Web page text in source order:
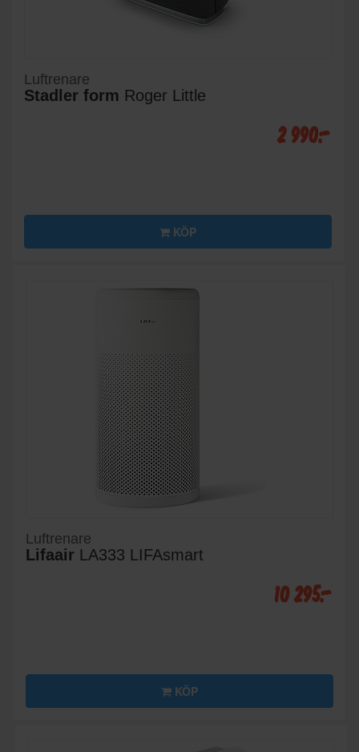
Luftrenare
Stadler form Roger Little
2 990:-
KÖP
Luftrenare
Lifaair LA333 LIFAsmart
10 295:-
KÖP